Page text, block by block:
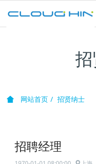
网站首页 招贤纳士
招聘经理